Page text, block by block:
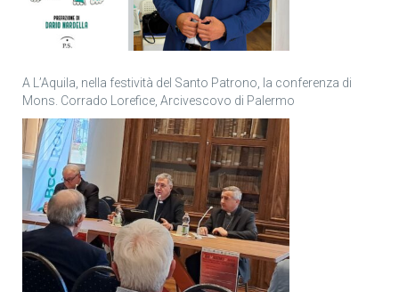
A L’Aquila, nella festività del Santo Patrono, la conferenza di
Mons. Corrado Lorefice, Arcivescovo di Palermo